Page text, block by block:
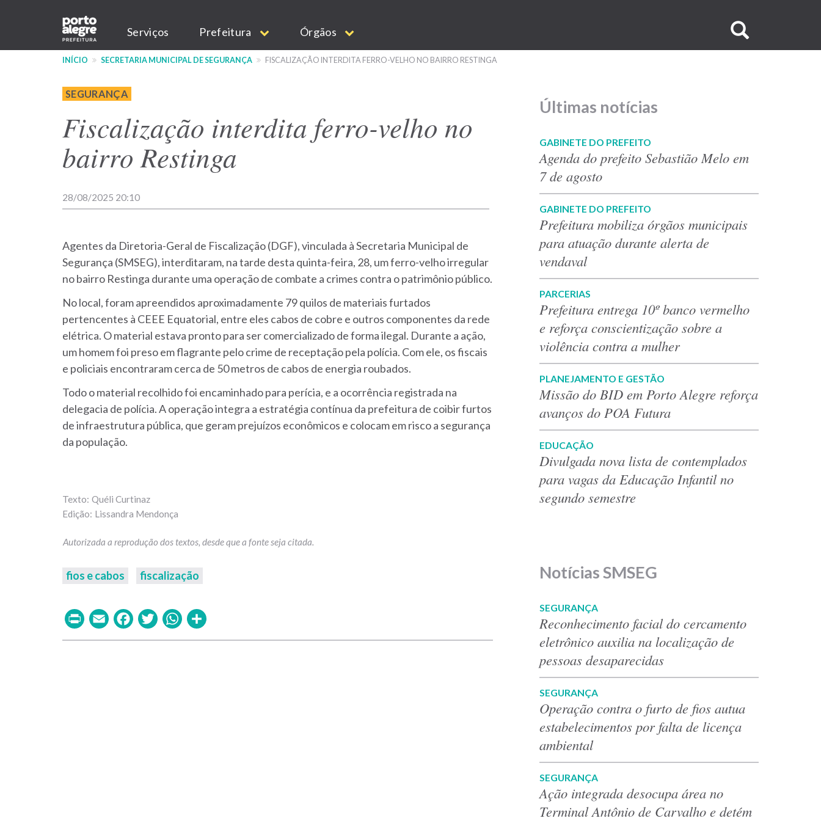
conteúdo
Main
navigation
Serviços Prefeitura Órgãos
no
INÍCIO SECRETARIA MUNICIPAL DE SEGURANÇA FISCALIZAÇÃO INTERDITA FERRO-VELHO NO BAIRRO RESTINGA
SEGURANÇA
Fiscalização interdita ferro-velho no
bairro Restinga
28/08/2025 20:10
Agentes da Diretoria-Geral de Fiscalização (DGF), vinculada à Secretaria Municipal de
Segurança (SMSEG), interditaram, na tarde desta quinta-feira, 28, um ferro-velho irregular
no bairro Restinga durante uma operação de combate a crimes contra o patrimônio público.
No local, foram apreendidos aproximadamente 79 quilos de materiais furtados
pertencentes à CEEE Equatorial, entre eles cabos de cobre e outros componentes da rede
elétrica. O material estava pronto para ser comercializado de forma ilegal. Durante a ação,
um homem foi preso em flagrante pelo crime de receptação pela polícia. Com ele, os fiscais
e policiais encontraram cerca de 50 metros de cabos de energia roubados.
Todo o material recolhido foi encaminhado para perícia, e a ocorrência registrada na
delegacia de polícia. A operação integra a estratégia contínua da prefeitura de coibir furtos
de infraestrutura pública, que geram prejuízos econômicos e colocam em risco a segurança
da população.
Quéli Curtinaz
Lissandra Mendonça
fios e cabos fiscalização
PrintEmailFacebook
TwitterWhatsApp
Últimas notícias
GABINETE DO PREFEITO
Agenda do prefeito Sebastião Melo em
7 de agosto
GABINETE DO PREFEITO
Prefeitura mobiliza órgãos municipais
para atuação durante alerta de
vendaval
PARCERIAS
Prefeitura entrega 10º banco vermelho
e reforça conscientização sobre a
violência contra a mulher
PLANEJAMENTO E GESTÃO
Missão do BID em Porto Alegre reforça
avanços do POA Futura
EDUCAÇÃO
Divulgada nova lista de contemplados
para vagas da Educação Infantil no
segundo semestre
Notícias SMSEG
SEGURANÇA
Reconhecimento facial do cercamento
eletrônico auxilia na localização de
pessoas desaparecidas
SEGURANÇA
Operação contra o furto de fios autua
estabelecimentos por falta de licença
ambiental
SEGURANÇA
Ação integrada desocupa área no
Terminal Antônio de Carvalho e detém